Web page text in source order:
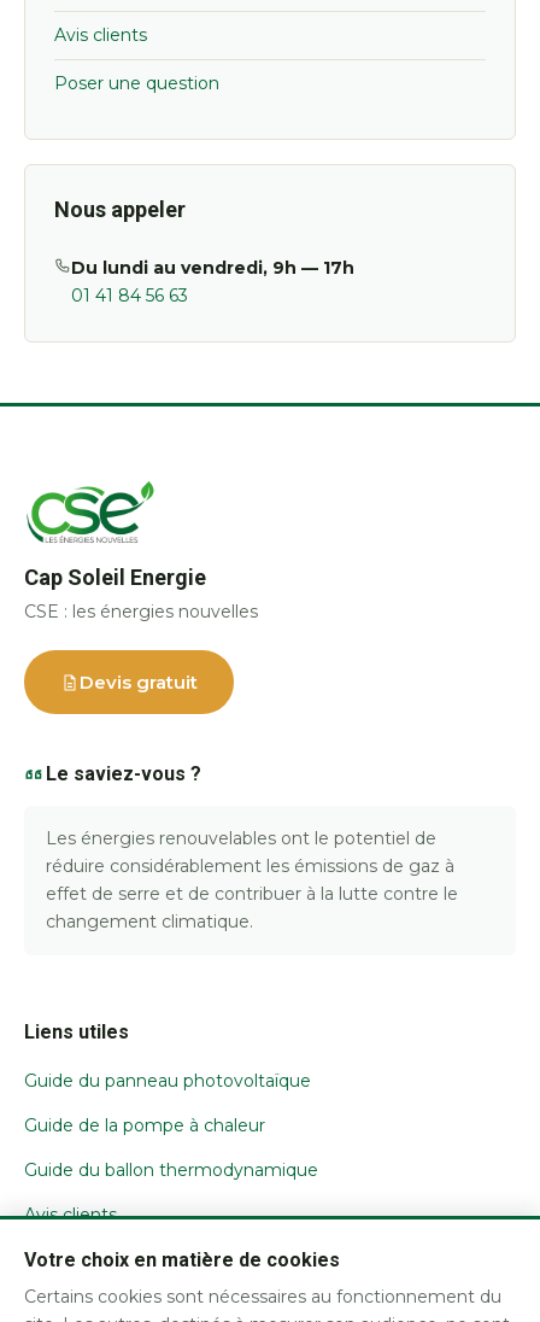
Avis clients
Poser une question
Nous appeler
Du lundi au vendredi, 9h — 17h
01 41 84 56 63
Cap Soleil Energie
CSE : les énergies nouvelles
Devis gratuit
Le saviez-vous ?
Les énergies renouvelables ont le potentiel de
réduire considérablement les émissions de gaz à
effet de serre et de contribuer à la lutte contre le
changement climatique.
Liens utiles
Guide du panneau photovoltaïque
Guide de la pompe à chaleur
Guide du ballon thermodynamique
Avis clients
Nous contacter
Mentions légales / CGU
Votre choix en matière de cookies
Certains cookies sont nécessaires au fonctionnement du